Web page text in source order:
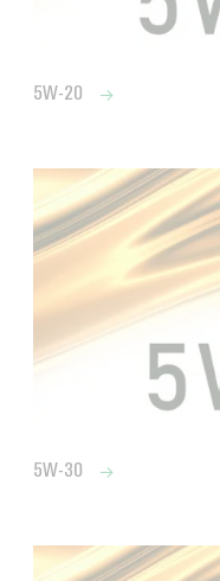
5W-20
5W-30